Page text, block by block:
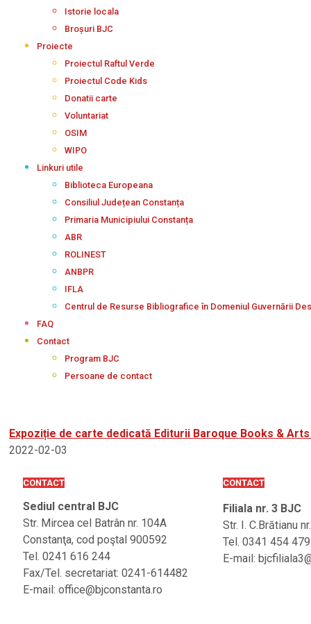
Istorie locala
Broșuri BJC
Proiecte
Proiectul Raftul Verde
Proiectul Code Kids
Donatii carte
Voluntariat
OSIM
WIPO
Linkuri utile
Biblioteca Europeana
Consiliul Județean Constanța
Primaria Municipiului Constanța
ABR
ROLINEST
ANBPR
IFLA
Centrul de Resurse Bibliografice în Domeniul Guvernării
FAQ
Contact
Program BJC
Persoane de contact
Expoziție de carte dedicată Editurii Baroque Books &
2022-02-03
CONTACT
Sediul central BJC
Str. Mircea cel Batrân nr. 104A
Constanţa, cod poştal 900592
Tel. 0241 616 244
Fax/Tel. secretariat: 0241-614482
E-mail: office@bjconstanta.ro
CONTACT
Filiala nr. 3 BJC
Str. I. C.Brătianu
Tel. 0341 454 479
E-mail: